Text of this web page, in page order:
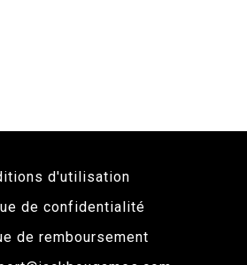
d'utilisation
de confidentialité
de remboursement